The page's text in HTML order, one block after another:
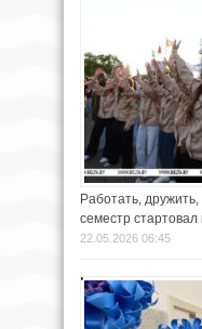
Работать,
семестр стартовал
22.05.2026 06:45